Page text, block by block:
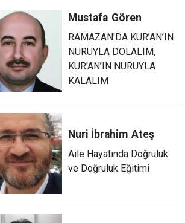
Mustafa Gören
RAMAZAN'DA KUR’AN’IN
NURUYLA DOLALIM,
KUR'AN’IN NURUYLA
KALALIM
Nuri İbrahim Ateş
Aile Hayatında Doğruluk
ve Doğruluk Eğitimi